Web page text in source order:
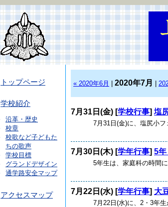
トップページ
学校紹介
沿革・歴史
校章
校歌など子どもた
ちの歌声
学校目標
グランドデザイン
通学路安全マップ
アクセスマップ
« 2020年6月 2020年7月
7月31日(金) [学校行事] 塩
7月31日(金)に、塩尻小フェ
7月30日(木) [学年行事] 5年
5年生は、家庭科の時間に
7月22日(水) [学年行事] 大
7月22日(水)に、2・3年生